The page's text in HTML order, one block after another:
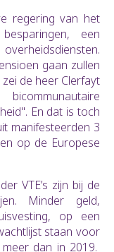
regering van het
een
gaan zullen
de heer Clerfayt
En dat is toch
manifesteerden 3
op de Europese
VTE’s zijn bij de
Minder geld,
op een
staan voor
dan in 2019.